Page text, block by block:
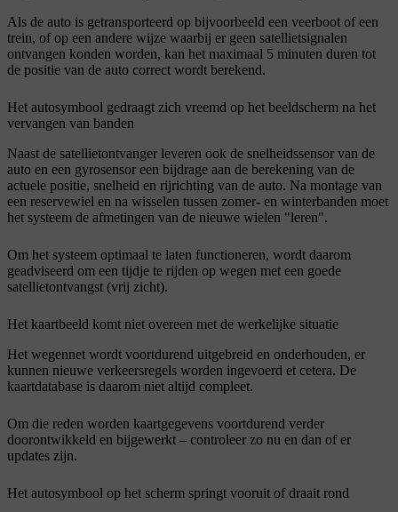
Als de auto is getransporteerd op bijvoorbeeld een veerboot of een
trein, of op een andere wijze waarbij er geen satellietsignalen
ontvangen konden worden, kan het maximaal 5 minuten duren tot
de positie van de auto correct wordt berekend.
Het autosymbool gedraagt zich vreemd op het beeldscherm na het
vervangen van banden
Naast de satellietontvanger leveren ook de snelheidssensor van de
auto en een gyrosensor een bijdrage aan de berekening van de
actuele positie, snelheid en rijrichting van de auto. Na montage van
een reservewiel en na wisselen tussen zomer- en winterbanden moet
het systeem de afmetingen van de nieuwe wielen "leren".
Om het systeem optimaal te laten functioneren, wordt daarom
geadviseerd om een tijdje te rijden op wegen met een goede
satellietontvangst (vrij zicht).
Het kaartbeeld komt niet overeen met de werkelijke situatie
Het wegennet wordt voortdurend uitgebreid en onderhouden, er
kunnen nieuwe verkeersregels worden ingevoerd et cetera. De
kaartdatabase is daarom niet altijd compleet.
Om die reden worden kaartgegevens voortdurend verder
doorontwikkeld en bijgewerkt – controleer zo nu en dan of er
updates zijn.
Het autosymbool op het scherm springt vooruit of draait rond